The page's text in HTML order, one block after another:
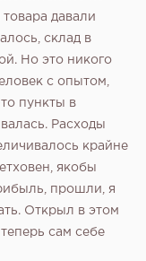
давали
склад в
Но это никого
с опытом,
пункты в
Расходы
крайне
якобы
прошли, я
Открыл в этом
сам себе